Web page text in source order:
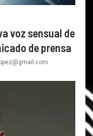
voz sensual de
de prensa